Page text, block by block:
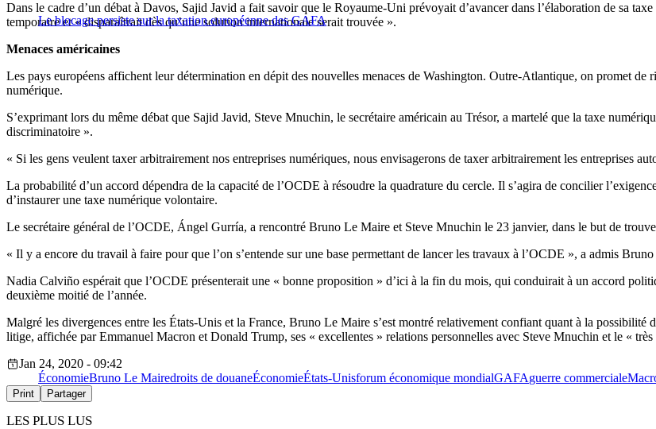
Le blocage persiste sur la taxation européenne des GAFA
Dans le cadre d’un débat à Davos, Sajid Javid a fait savoir que le Royaume-Uni prévoyait d’avancer dans l’élaboration de sa
temporaire et « disparaîtrait dès qu’une solution internationale serait trouvée ».
Menaces américaines
Les pays européens affichent leur détermination en dépit des nouvelles menaces de Washington. Outre-Atlantique, on promet de
numérique.
S’exprimant lors du même débat que Sajid Javid, Steve Mnuchin, le secrétaire américain au Trésor, a martelé que la taxe
discriminatoire ».
« Si les gens veulent taxer arbitrairement nos entreprises numériques, nous envisagerons de taxer arbitrairement les entreprises
La probabilité d’un accord dépendra de la capacité de l’OCDE à résoudre la quadrature du cercle. Il s’agira de concilier
d’instaurer une taxe numérique volontaire.
Le secrétaire général de l’OCDE, Ángel Gurría, a rencontré Bruno Le Maire et Steve Mnuchin le 23 janvier, dans le but de
« Il y a encore du travail à faire pour que l’on s’entende sur une base permettant de lancer les travaux à l’OCDE », a admis
Nadia Calviño espérait que l’OCDE présenterait une « bonne proposition » d’ici à la fin du mois, qui conduirait à un accord
deuxième moitié de l’année.
Malgré les divergences entre les États-Unis et la France, Bruno Le Maire s’est montré relativement confiant quant à la
litige, affichée par Emmanuel Macron et Donald Trump, ses « excellentes » relations personnelles avec Steve Mnuchin et le «
Jan 24, 2020 - 09:42
ÉconomieBruno Le Mairedroits de douaneÉconomieÉtats-Unisforum économique mondialGAFAguerre commerciale
Print Partager
LES PLUS LUS